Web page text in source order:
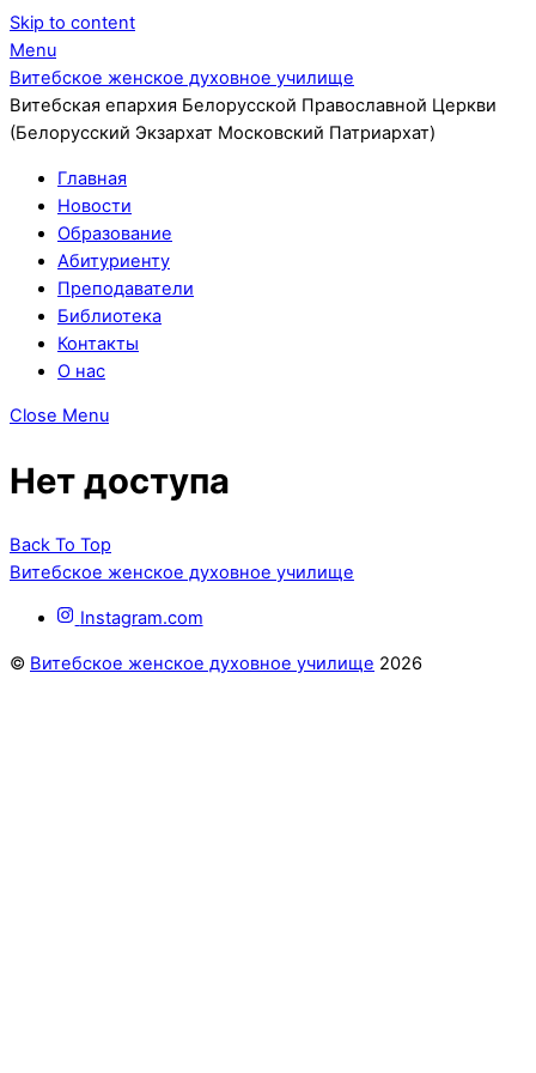
Skip to content
Menu
Витебское женское духовное училище
Витебская епархия Белорусской Православной Церкви
(Белорусский Экзархат Московский Патриархат)
Главная
Новости
Образование
Абитуриенту
Преподаватели
Библиотека
Контакты
О нас
Close Menu
Нет доступа
Back To Top
Витебское женское духовное училище
Instagram.com
© Витебское женское духовное училище 2026